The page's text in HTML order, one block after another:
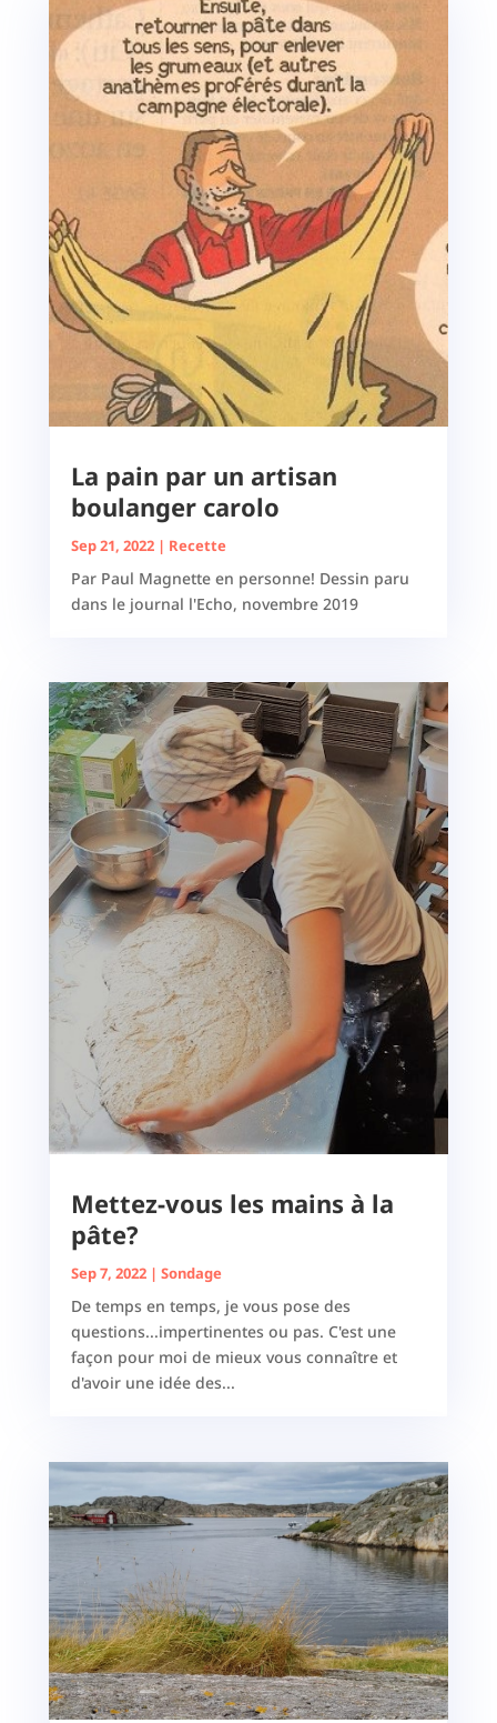
La pain par un artisan
boulanger carolo
Sep 21, 2022| Recette
Par Paul Magnette en personne! Dessin paru
dans le journal l'Echo, novembre 2019
Mettez-vous les mains à la
pâte?
Sep 7, 2022| Sondage
De temps en temps, je vous pose des
questions...impertinentes ou pas. C'est une
façon pour moi de mieux vous connaître et
d'avoir une idée des...